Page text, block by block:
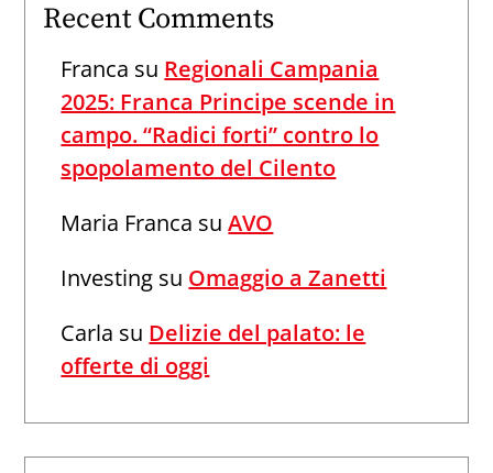
Recent Comments
Franca su Regionali Campania
2025: Franca Principe scende in
campo. “Radici forti” contro lo
spopolamento del Cilento
Maria Franca suAVO
Investing su Omaggio a Zanetti
Carla su Delizie del palato: le
offerte di oggi